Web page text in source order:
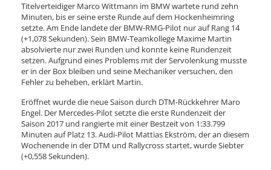
Titelverteidiger Marco Wittmann im BMW wartete rund zehn
Minuten, bis er seine erste Runde auf dem Hockenheimring
setzte. Am Ende landete der BMW-RMG-Pilot nur auf Rang 14
(+1,078 Sekunden). Sein BMW-Teamkollege Maxime Martin
absolvierte nur zwei Runden und konnte keine Rundenzeit
setzen. Aufgrund eines Problems mit der Servolenkung musste
er in der Box bleiben und seine Mechaniker versuchen, den
Fehler zu beheben, erklärt Martin.
Eröffnet wurde die neue Saison durch DTM-Rückkehrer Maro
Engel. Der Mercedes-Pilot setzte die erste Rundenzeit der
Saison 2017 und rangierte mit einer Bestzeit von 1:33.799
Minuten auf Platz 13. Audi-Pilot Mattias Ekström, der an diesem
Wochenende in der DTM und Rallycross startet, wurde Siebter
(+0,558 Sekunden).